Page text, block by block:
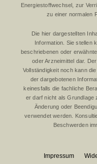
Energiestoffwechsel, zur
zu einer normalen
Die hier dargestellten
Information. Sie stellen
beschriebenen oder
oder Arzneimittel dar.
Vollständigkeit noch kann
der dargebotenen
keinesfalls die fachliche
er darf nicht als Grundlage
Änderung oder
verwendet werden.
Beschwerden
Impressum